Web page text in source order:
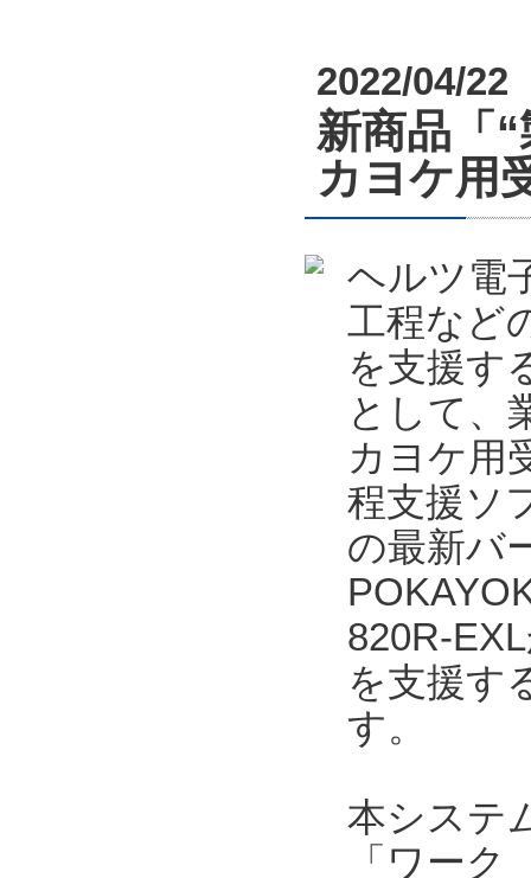
2022/04/22
新商品「
カヨケ用
ヘルツ電
工程など
を支援す
として、
カヨケ用
程支援ソ
の最新バ
820R-
を支援す
す。
本システ
「ワー